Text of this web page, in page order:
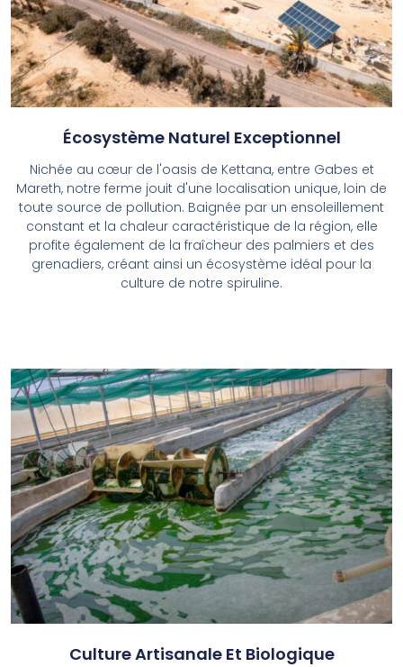
Écosystème Naturel Exceptionnel
Nichée au cœur de l'oasis de Kettana, entre Gabes et
Mareth, notre ferme jouit d'une localisation unique, loin de
toute source de pollution. Baignée par un ensoleillement
constant et la chaleur caractéristique de la région, elle
profite également de la fraîcheur des palmiers et des
grenadiers, créant ainsi un écosystème idéal pour la
culture de notre spiruline.
Culture Artisanale Et Biologique